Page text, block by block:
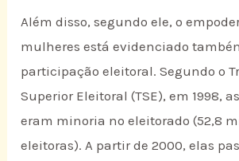
Além disso, segundo ele, o
mulheres está evidenciado
participação eleitoral. Segundo o
Superior Eleitoral (TSE), em 1998,
eram minoria no eleitorado (52,8
eleitoras). A partir de 2000, elas